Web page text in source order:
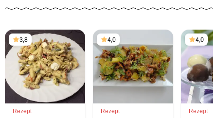
3,8
Rezept
4,0
Rezept
4,0
Rezept